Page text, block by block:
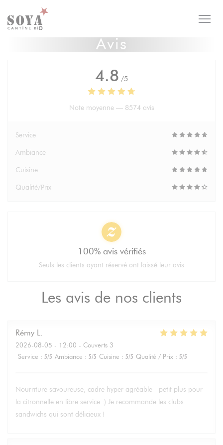
Personnalisation de vos choix en matière de cookies
Avis
Les avis de nos clients
Rémy L
2026-08-05 - 12:00 - Couverts 3
Service : 5/5 Ambiance : 5/5 Cuisine : 5/5 Qualité / Prix : 5/5
Nourriture savoureuse, cadre hyper agréable - petit plus pour
la citronnelle en libre service :) Je recommande les clubs
sandwichs qui sont délicieux !
4.8 /5
Note moyenne — 8574 avis
Service
Ambiance
Cuisine
Qualité/Prix
100% avis vérifiés
Seuls les clients ayant réservé ont laissé leur avis